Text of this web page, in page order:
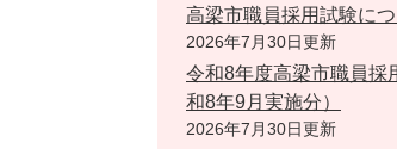
高梁市職員採用試験に
2026年7月30日更新
令和8年度高梁市職員採
和8年9月実施分）
2026年7月30日更新